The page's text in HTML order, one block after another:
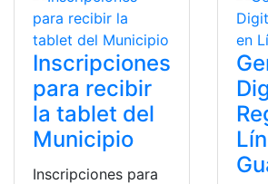
Inscripciones
para recibir
la tablet del
Municipio
Inscripciones para